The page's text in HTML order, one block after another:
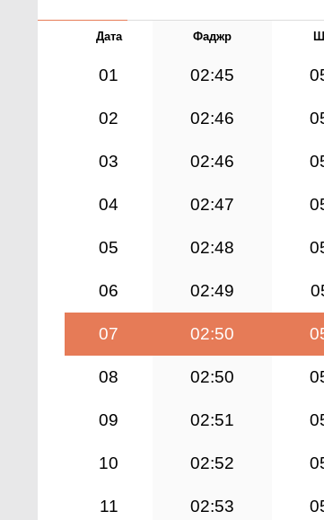
Дата Фаджр
01 02:45
02 02:46
03 02:46
04 02:47
05 02:48
06 02:49
07 02:50
08 02:50
09 02:51
10 02:52
11 02:53